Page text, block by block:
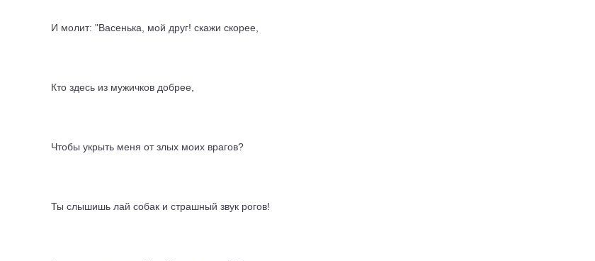
И молит: "Васенька, мой друг! скажи скорее,
Кто здесь из мужичков добрее,
Чтобы укрыть меня от злых моих врагов?
Ты слышишь лай собак и страшный звук рогов!